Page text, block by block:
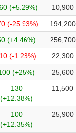
(+5.29%) 10,900
(-25.93%) 194,200
(+4.46%) 256,700
(-1.23%) 22,300
(+25%) 25,600
130
(+12.38%)
11,500
100
(+12.35%)
25,900